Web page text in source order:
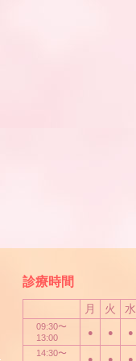
診療時間
月 火 水
09:30〜
13:00
● ● ●
14:30〜
● ● ●